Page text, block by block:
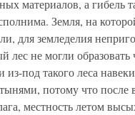
материалов, а гибель
Земля, на
для земледелия
лес не могли образовать
под такого леса
потому что после
местность летом